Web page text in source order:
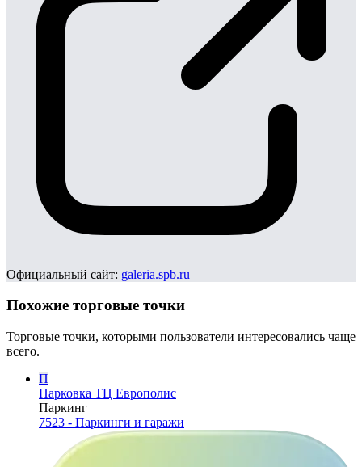
Официальный сайт: galeria.spb.ru
Похожие торговые точки
Торговые точки, которыми пользователи интересовались чаще
всего.
П
Парковка ТЦ Европолис
Паркинг
7523 - Паркинги и гаражи